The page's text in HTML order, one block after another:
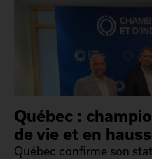
Québec :
de vie et en
Québec confirme son